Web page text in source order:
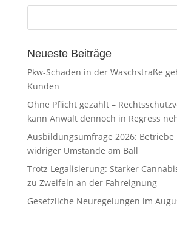
Neueste Beiträge
Pkw-Schaden in der Waschstraße
Kunden
Ohne Pflicht gezahlt –
kann Anwalt dennoch in Regress
Ausbildungsumfrage 2026:
widriger Umstände am Ball
Trotz Legalisierung: Starker
zu Zweifeln an der Fahreignung
Gesetzliche Neuregelungen im